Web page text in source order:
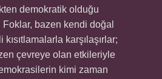
demokratik olduğu
Foklar, bazen kendi doğal
karşılaşırlar;
çevreye olan etkileriyle
kimi zaman